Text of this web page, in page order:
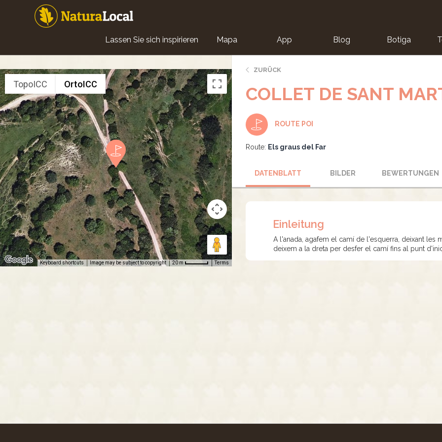
Main
navigation
Lassen Sie sich inspirieren Mapa App Blog Botiga
TopoICC OrtoICC
Keyboard shortcuts Image may be subject to copyright 20 m Terms
ZURÜCK
COLLET DE SANT
ROUTE POI
Route: Els graus del Far
DATENBLATT BILDER BEWERTUNGEN
Einleitung
A l'anada, agafem el camí de l'esquerra, deixant les
deixem a la dreta per desfer el camí fins al punt